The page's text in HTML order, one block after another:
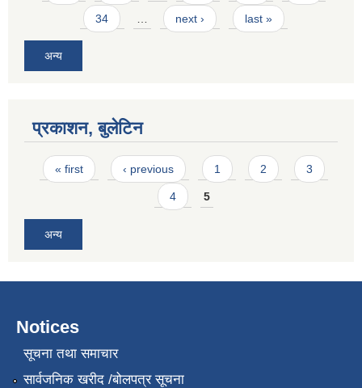
34 next › last »
अन्य
प्रकाशन, बुलेटिन
Pages
« first ‹ previous 1 2 3
4 5
अन्य
Notices
सूचना तथा समाचार
सार्वजनिक खरीद /बोलपत्र सूचना